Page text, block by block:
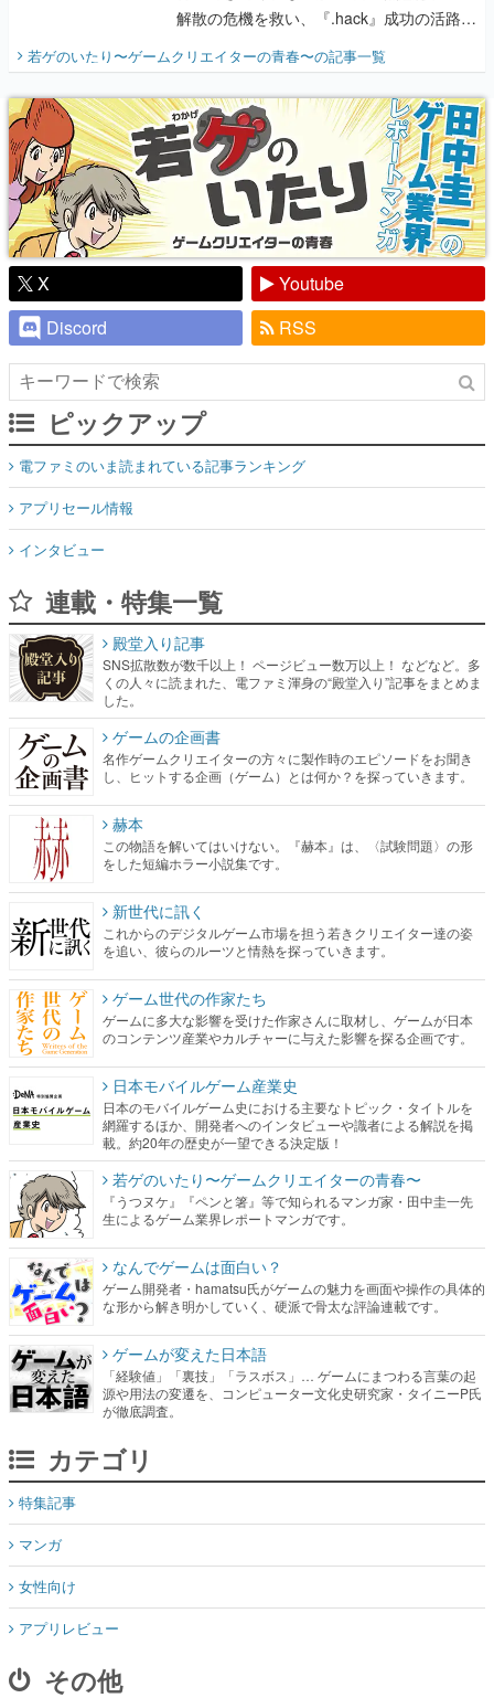
り】
X
Youtube
Discord
RSS
ピックアップ
電ファミのいま読まれている記事ランキング
アプリセール情報
インタビュー
連載・特集一覧
くの人々に読まれた、電ファミ渾身の“殿堂入り”記事をまとめま
した。
ゲームの企画書
名作ゲームクリエイターの方々に製作時のエピソードをお聞き
し、ヒットする企画（ゲーム）とは何か？を探っていきます。
赫本
この物語を解いてはいけない。『赫本』は、〈試験問題〉の形
をした短編ホラー小説集です。
新世代に訊く
これからのデジタルゲーム市場を担う若きクリエイター達の姿
を追い、彼らのルーツと情熱を探っていきます。
ゲーム世代の作家たち
ゲームに多大な影響を受けた作家さんに取材し、ゲームが日本
のコンテンツ産業やカルチャーに与えた影響を探る企画です。
日本モバイルゲーム産業史
日本のモバイルゲーム史における主要なトピック・タイトルを
網羅するほか、開発者へのインタビューや識者による解説を掲
若ゲのいたり〜ゲームクリエイターの青春〜
『うつヌケ』『ペンと箸』等で知られるマンガ家・田中圭一先
生によるゲーム業界レポートマンガです。
なんでゲームは面白い？
ゲーム開発者・hamatsu氏がゲームの魅力を画面や操作の具体的
な形から解き明かしていく、硬派で骨太な評論連載です。
ゲームが変えた日本語
「経験値」「裏技」「ラスボス」… ゲームにまつわる言葉の起
源や用法の変遷を、コンピューター文化史研究家・タイニーP氏
カテゴリ
マンガ
女性向け
アプリレビュー
その他
電ファミニコゲーマーとは？
媒体資料はこちら